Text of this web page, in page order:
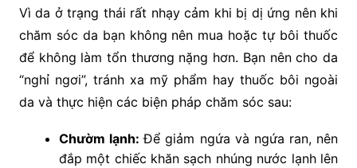
Vì da ở trạng thái rất nhạy cảm khi bị dị ứng nên khi
chăm sóc da bạn không nên mua hoặc tự bôi thuốc
để không làm tổn thương nặng hơn. Bạn nên cho da
“nghỉ ngơi”, tránh xa mỹ phẩm hay thuốc bôi ngoài
da và thực hiện các biện pháp chăm sóc sau:
Chườm lạnh:Để giảm ngứa và ngứa ran, nên
đắp một chiếc khăn sạch nhúng nước lạnh lên